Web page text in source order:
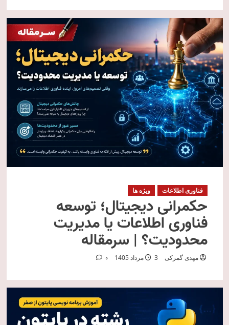
فناوری اطلاعات ویژه ها
حکمرانی دیجیتال؛ توسعه
فناوری اطلاعات یا مدیریت
محدودیت؟ | سرمقاله
مهدی گمرکی 3 مرداد 1405 0